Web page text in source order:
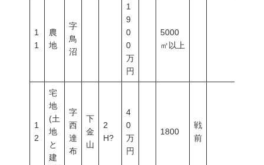
1
1
農
地
字
鳥
沼
1
9
0
0
万
円
5000
㎡以上
1
2
宅
地
(土
地
と
建
字
西
達
布
下
金
山
2
H?
4
0
万
円
1800
戦
前